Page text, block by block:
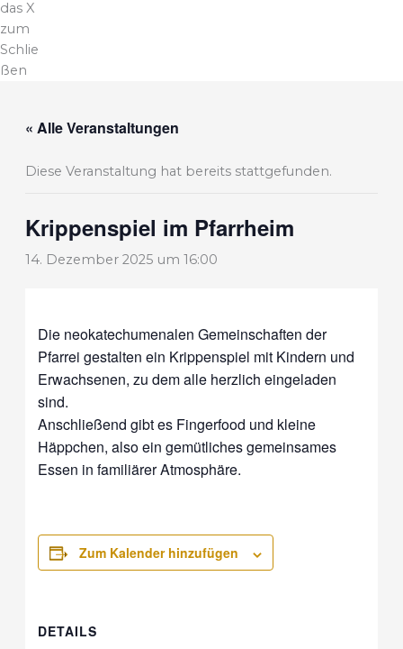
das X
zum
Schlie
ßen
« Alle Veranstaltungen
Diese Veranstaltung hat bereits stattgefunden.
Krippenspiel im Pfarrheim
14. Dezember 2025 um 16:00
Die neokatechumenalen Gemeinschaften der
Pfarrei gestalten ein Krippenspiel mit Kindern und
Erwachsenen, zu dem alle herzlich eingeladen
sind.
Anschließend gibt es Fingerfood und kleine
Häppchen, also ein gemütliches gemeinsames
Essen in familiärer Atmosphäre.
Zum Kalender hinzufügen
DETAILS